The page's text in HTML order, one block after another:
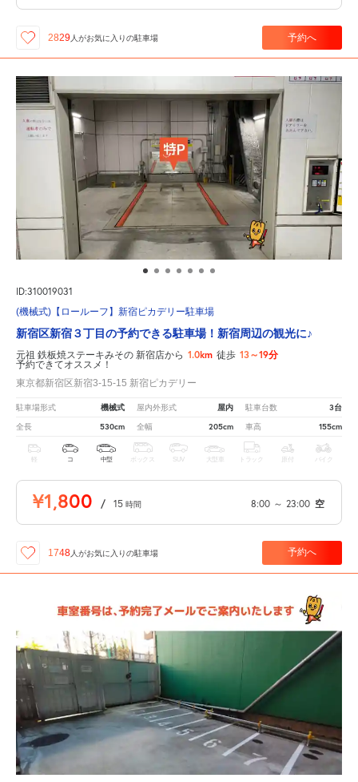
2829人がお気に入りの駐車場 予約へ
ID:310019031
(機械式)【ロールーフ】新宿ピカデリー駐車場
新宿区新宿３丁目の予約できる駐車場！新宿周辺の観光に♪
元祖 鉄板焼ステーキみその 新宿店から 1.0km 徒歩 13～19分
予約できてオススメ！
東京都新宿区新宿3-15-15 新宿ピカデリー
駐車場形式 機械式 屋内外形式 屋内 駐車台数 3台
全長 530cm 全幅 205cm 車高 155cm
コ 中型 ボックス SUV 大型車 トラック 原付 バイク
¥1,800 / 15 時間 8:00 ～ 23:00 空
1748 人がお気に入りの駐車場 予約へ